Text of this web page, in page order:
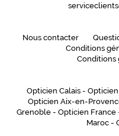
Nous contacter
Conditions
Conditions
Opticien Calais -
Opticien Aix-en-
Grenoble - Opticien France
Maroc-